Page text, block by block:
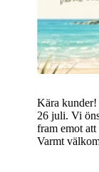
Kära
26 juli. Vi
fram emot
Varmt